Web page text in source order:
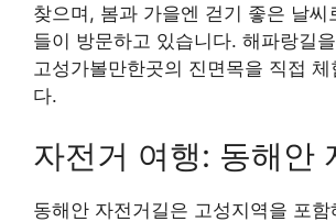
찾으며, 봄과 가을엔 걷기 좋은 날씨
들이 방문하고 있습니다. 해파랑길
고성가볼만한곳의 진면목을 직접
다.
자전거 여행: 동해안
동해안 자전거길은 고성지역을 포